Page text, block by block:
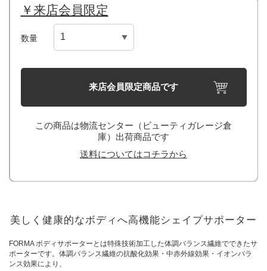
￥来店会員限定
数量
来店会員限定商品です
この商品は物流センター（ビューティガレージ倉
庫）出荷商品です
送料についてはコチラから
美しく健康的なボディへ高機能シェイプサポーター
FORMA ボディサポーターとは特殊技術加工した体調バランス繊維でできたサ
ポーターです。体調バランス繊維の抗酸化効果・中赤外線効果・イオンバラ
ンス効果により、